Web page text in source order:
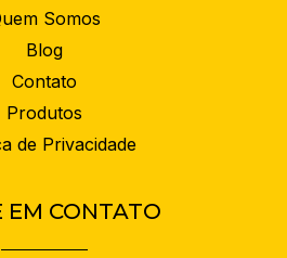
Somos
Blog
Contato
Produtos
de Privacidade
EM CONTATO